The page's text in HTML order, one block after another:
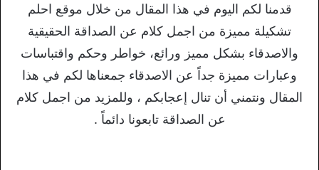
قدمنا لكم اليوم في هذا المقال من خلال موقع احلم
تشكيلة مميزة من اجمل كلام عن الصداقة الحقيقية
والاصدقاء بشكل مميز ورائع، خواطر وحكم واقتباسات
وعبارات مميزة جداً عن الاصدقاء جمعناها لكم في هذا
المقال ونتمني أن تنال إعجابكم ، وللمزيد من اجمل كلام
عن الصداقة تابعونا دائماً .